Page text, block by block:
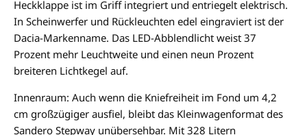
Heckklappe ist im Griff integriert und entriegelt elektrisch.
In Scheinwerfer und Rückleuchten edel eingraviert ist der
Dacia-Markenname. Das LED-Abblendlicht weist 37
Prozent mehr Leuchtweite und einen neun Prozent
breiteren Lichtkegel auf.
Innenraum: Auch wenn die Kniefreiheit im Fond um 4,2
cm großzügiger ausfiel, bleibt das Kleinwagenformat des
Sandero Stepway unübersehbar. Mit 328 Litern